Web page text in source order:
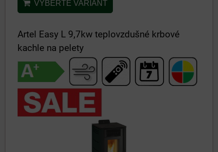
VYBERTE VARIANT
Artel Easy L 9,7kw teplovzdušné krbové
kachle na pelety